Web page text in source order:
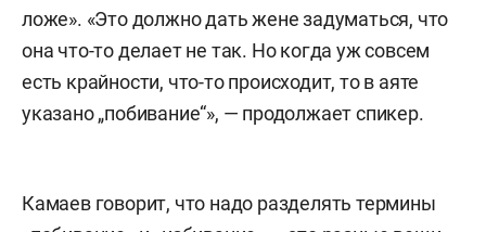
ложе». «Это должно дать жене задуматься, что
она что-то делает не так. Но когда уж совсем
есть крайности, что-то происходит, то в аяте
указано „побивание“», — продолжает спикер.
Камаев говорит, что надо разделять термины